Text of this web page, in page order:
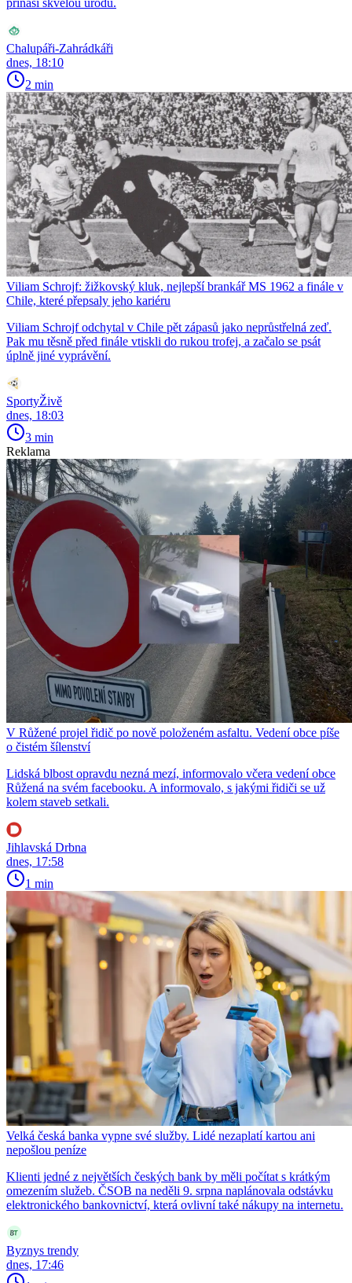
přináší skvělou úrodu.
Chalupáři-Zahrádkáři
dnes, 18:10
2 min
Viliam Schrojf: žižkovský kluk, nejlepší brankář MS 1962 a finále v
Chile, které přepsaly jeho kariéru
Viliam Schrojf odchytal v Chile pět zápasů jako neprůstřelná zeď.
Pak mu těsně před finále vtiskli do rukou trofej, a začalo se psát
úplně jiné vyprávění.
SportyŽivě
dnes, 18:03
3 min
Reklama
V Růžené projel řidič po nově položeném asfaltu. Vedení obce píše
o čistém šílenství
Lidská blbost opravdu nezná mezí, informovalo včera vedení obce
Růžená na svém facebooku. A informovalo, s jakými řidiči se už
kolem staveb setkali.
Jihlavská Drbna
dnes, 17:58
1 min
Velká česká banka vypne své služby. Lidé nezaplatí kartou ani
nepošlou peníze
Klienti jedné z největších českých bank by měli počítat s krátkým
omezením služeb. ČSOB na neděli 9. srpna naplánovala odstávku
elektronického bankovnictví, která ovlivní také nákupy na internetu.
Byznys trendy
dnes, 17:46